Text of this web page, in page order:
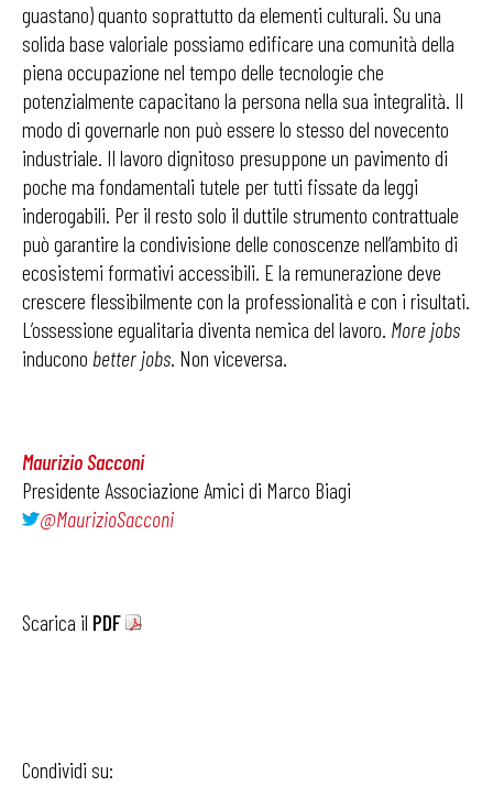
guastano) quanto soprattutto da elementi culturali. Su una
solida base valoriale possiamo edificare una comunità della
piena occupazione nel tempo delle tecnologie che
potenzialmente capacitano la persona nella sua integralità. Il
modo di governarle non può essere lo stesso del novecento
industriale. Il lavoro dignitoso presuppone un pavimento di
poche ma fondamentali tutele per tutti fissate da leggi
inderogabili. Per il resto solo il duttile strumento contrattuale
può garantire la condivisione delle conoscenze nell’ambito di
ecosistemi formativi accessibili. E la remunerazione deve
crescere flessibilmente con la professionalità e con i risultati.
L’ossessione egualitaria diventa nemica del lavoro. More jobs
inducono better jobs. Non viceversa.
Maurizio Sacconi
Presidente Associazione Amici di Marco Biagi
@MaurizioSacconi
Scarica il PDF
Condividi su: